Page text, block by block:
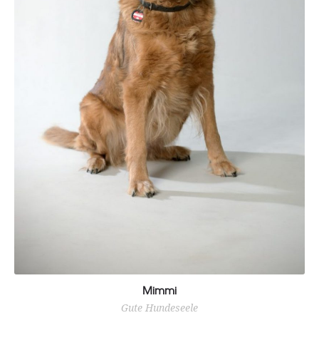
Mimmi
Gute Hundeseele